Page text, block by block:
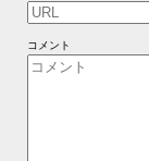
コメント